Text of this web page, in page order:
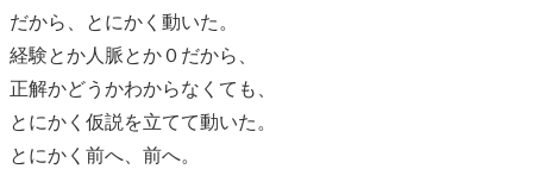
だから、とにかく動いた。
経験とか人脈とか０だから、
正解かどうかわからなくても、
とにかく仮説を立てて動いた。
とにかく前へ、前へ。